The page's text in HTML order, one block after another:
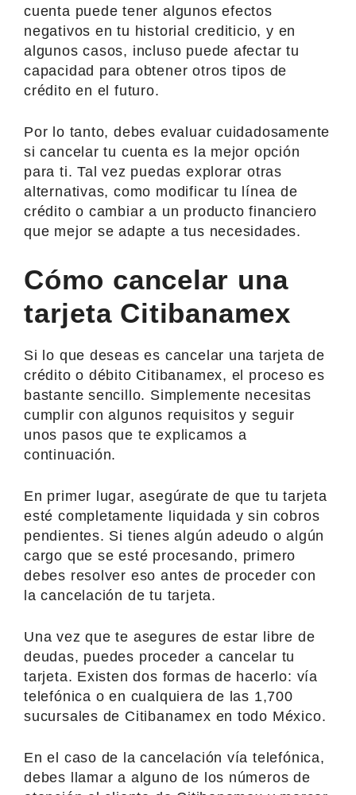
cuenta puede tener algunos efectos
negativos en tu historial crediticio, y en
algunos casos, incluso puede afectar tu
capacidad para obtener otros tipos de
crédito en el futuro.
Por lo tanto, debes evaluar cuidadosamente
si cancelar tu cuenta es la mejor opción
para ti. Tal vez puedas explorar otras
alternativas, como modificar tu línea de
crédito o cambiar a un producto financiero
que mejor se adapte a tus necesidades.
Cómo cancelar una
tarjeta Citibanamex
Si lo que deseas es cancelar una tarjeta de
crédito o débito Citibanamex, el proceso es
bastante sencillo. Simplemente necesitas
cumplir con algunos requisitos y seguir
unos pasos que te explicamos a
continuación.
En primer lugar, asegúrate de que tu tarjeta
esté completamente liquidada y sin cobros
pendientes. Si tienes algún adeudo o algún
cargo que se esté procesando, primero
debes resolver eso antes de proceder con
la cancelación de tu tarjeta.
Una vez que te asegures de estar libre de
deudas, puedes proceder a cancelar tu
tarjeta. Existen dos formas de hacerlo: vía
telefónica o en cualquiera de las 1,700
sucursales de Citibanamex en todo México.
En el caso de la cancelación vía telefónica,
debes llamar a alguno de los números de